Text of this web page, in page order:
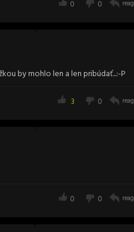
0
0
by mohlo len a len pribúdať...:-P
0
3
0
0